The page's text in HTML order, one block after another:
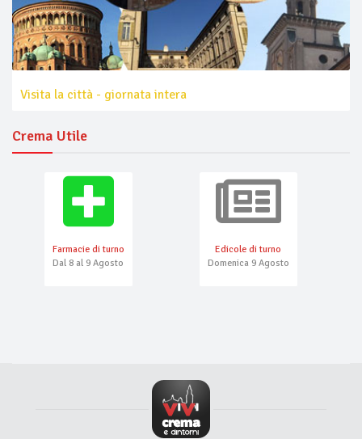
Visita la città - giornata intera
Crema Utile
Farmacie di turno
Dal 8 al 9 Agosto
Edicole di turno
Domenica 9 Agosto